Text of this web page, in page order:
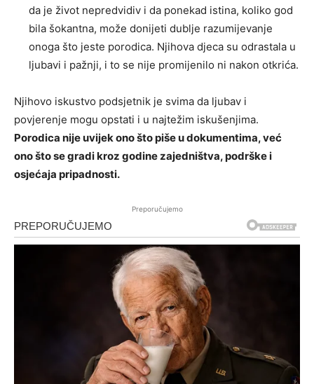
da je život nepredvidiv i da ponekad istina, koliko god
bila šokantna, može donijeti dublje razumijevanje
onoga što jeste porodica. Njihova djeca su odrastala u
ljubavi i pažnji, i to se nije promijenilo ni nakon otkrića.
Njihovo iskustvo podsjetnik je svima da ljubav i
povjerenje mogu opstati i u najtežim iskušenjima.
Porodica nije uvijek ono što piše u dokumentima, već
ono što se gradi kroz godine zajedništva, podrške i
osjećaja pripadnosti.
Preporučujemo